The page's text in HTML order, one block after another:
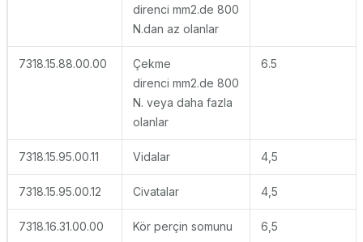
direnci mm2.de 800
N.dan az olanlar
7318.15.88.00.00
Çekme
direnci mm2.de 800
N. veya daha fazla
olanlar
6.5
7318.15.95.00.11 Vidalar 4,5
7318.15.95.00.12 Civatalar 4,5
7318.16.31.00.00 Kör perçin somunu 6,5